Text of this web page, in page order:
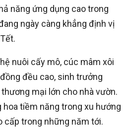
năng ứng dụng cao trong
ngày càng khẳng định vị
nuôi cấy mô, cúc mâm xôi
đều cao, sinh trưởng
mại lớn cho nhà vườn.
hoa tiềm năng trong xu hướng
cấp trong những năm tới.